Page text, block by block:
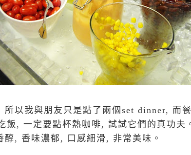
所以我與朋友只是點了兩個set dinner, 而
飯, 一定要點杯熱咖啡, 試試它們的真功夫
醇, 香味濃郁, 口感細滑, 非常美味。